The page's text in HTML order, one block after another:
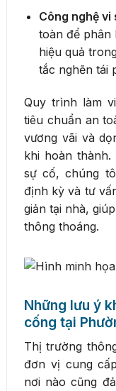
Công nghệ vi
toàn để phân
hiệu quả
tắc nghẽn tái
Quy trình làm
tiêu chuẩn an
vương vãi và
khi hoàn
sự cố, chúng
định kỳ và tư
giản tại nhà,
thông thoáng.
Những lưu ý
cống tại
Thị trường
đơn vị cung
nơi nào cũng